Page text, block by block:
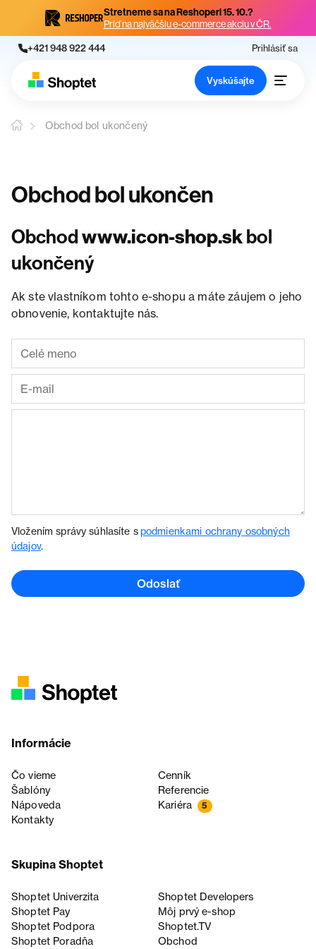
Stretneme sa na Reshoperi 15. 10.?
Príď na najväčšiu e-commerce akciu v ČR.
+421 948 922 444 Prihlásiť sa
Vyskúšajte
Obchod bol ukončený
Obchod bol ukončen
Obchodwww.icon-shop.skbol
ukončený
Ak ste vlastníkom tohto e-shopu a máte záujem o jeho
obnovenie, kontaktujte nás.
Vložením správy súhlasíte spodmienkami ochrany osobných
údajov.
Odoslať
Informácie
Čo vieme
Cenník
Šablóny
Referencie
Nápoveda
Kariéra 5
Kontakty
Skupina Shoptet
Shoptet Univerzita
Shoptet Developers
Shoptet Pay
Môj prvý e-shop
Shoptet Podpora
Shoptet.TV
Shoptet Poradňa
Obchod